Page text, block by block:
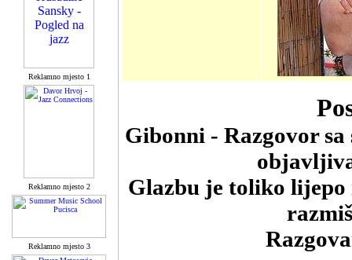
Reklamno mjesto 1
Reklamno mjesto 2
Reklamno mjesto 3
Gibonni - Razgovor
Glazbu je toliko lijepo